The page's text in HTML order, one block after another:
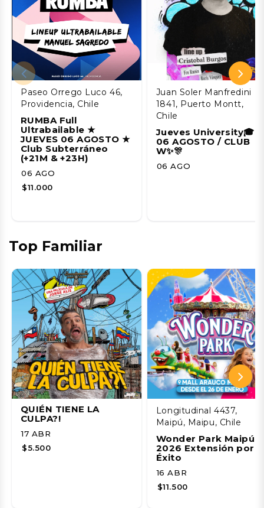
Paseo Orrego Luco 46,
Providencia, Chile
RUMBA Full
Ultrabailable ★
JUEVES 06 AGOSTO ★
Club Subterráneo
(+21M & +23H)
06 AGO
$11.000
Juan Soler Manfredini
1841, Puerto Montt,
Chile
Jueves University🎓
06 AGOSTO / CLUB
W✨🎊
06 AGO
Top Familiar
QUIÉN TIENE LA
CULPA?!
17 ABR
$5.500
Longitudinal 4437,
Maipú, Maipu, Chile
Wonder Park Maipú
2026 Extensión por
Éxito
16 ABR
$11.500